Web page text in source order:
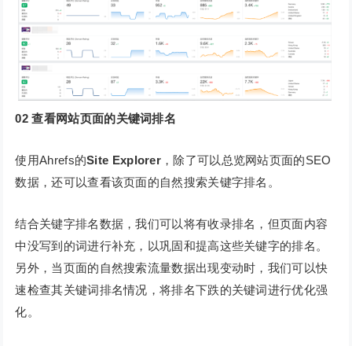
02 查看网站页面的关键词排名
使用Ahrefs的Site Explorer ，除了可以总览网站页面的SEO
数据，还可以查看该页面的自然搜索关键字排名。
结合关键字排名数据，我们可以将有收录排名，但页面内容
中没写到的词进行补充，以巩固和提高这些关键字的排名。
另外，当页面的自然搜索流量数据出现变动时，我们可以快
速检查其关键词排名情况，将排名下跌的关键词进行优化强
化。